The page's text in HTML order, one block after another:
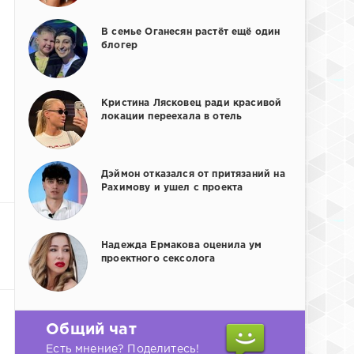
В семье Оганесян растёт ещё один
блогер
Кристина Лясковец ради красивой
локации переехала в отель
Дэймон отказался от притязаний на
Рахимову и ушел с проекта
Надежда Ермакова оценила ум
проектного сексолога
Общий чат
Есть мнение? Поделитесь!